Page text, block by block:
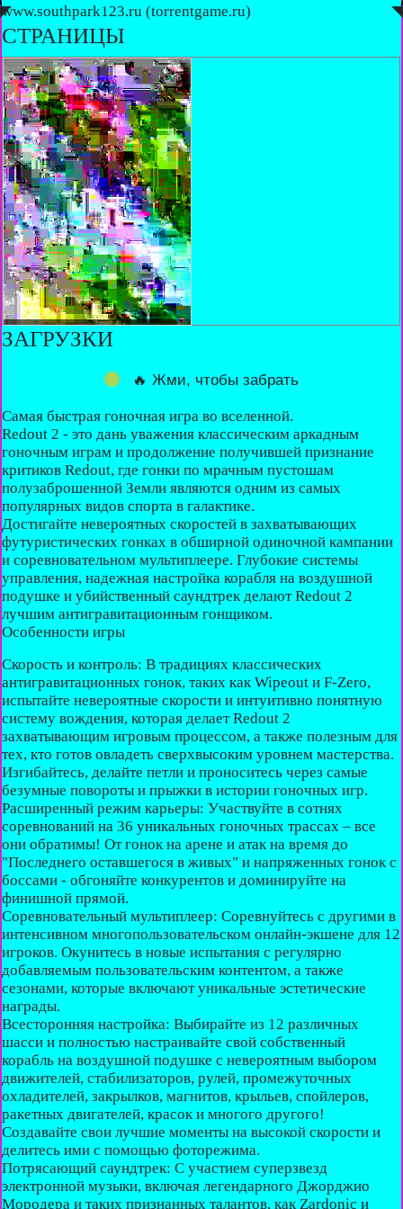
www.southpark123.ru (torrentgame.ru)
◤ ◥
СТРАНИЦЫ
ЗАГРУЗКИ
🔥 Жми, чтобы забрать
Самая быстрая гоночная игра во вселенной.
Redout 2 - это дань уважения классическим аркадным
гоночным играм и продолжение получившей признание
критиков Redout, где гонки по мрачным пустошам
полузаброшенной Земли являются одним из самых
популярных видов спорта в галактике.
Достигайте невероятных скоростей в захватывающих
футуристических гонках в обширной одиночной кампании
и соревновательном мультиплеере. Глубокие системы
управления, надежная настройка корабля на воздушной
подушке и убийственный саундтрек делают Redout 2
лучшим антигравитационным гонщиком.
Особенности игры
Скорость и контроль: В традициях классических
антигравитационных гонок, таких как Wipeout и F-Zero,
испытайте невероятные скорости и интуитивно понятную
систему вождения, которая делает Redout 2
захватывающим игровым процессом, а также полезным для
тех, кто готов овладеть сверхвысоким уровнем мастерства.
Изгибайтесь, делайте петли и проноситесь через самые
безумные повороты и прыжки в истории гоночных игр.
Расширенный режим карьеры: Участвуйте в сотнях
соревнований на 36 уникальных гоночных трассах – все
они обратимы! От гонок на арене и атак на время до
"Последнего оставшегося в живых" и напряженных гонок с
боссами - обгоняйте конкурентов и доминируйте на
финишной прямой.
Соревновательный мультиплеер: Соревнуйтесь с другими в
интенсивном многопользовательском онлайн-экшене для 12
игроков. Окунитесь в новые испытания с регулярно
добавляемым пользовательским контентом, а также
сезонами, которые включают уникальные эстетические
награды.
Всесторонняя настройка: Выбирайте из 12 различных
шасси и полностью настраивайте свой собственный
корабль на воздушной подушке с невероятным выбором
движителей, стабилизаторов, рулей, промежуточных
охладителей, закрылков, магнитов, крыльев, спойлеров,
ракетных двигателей, красок и многого другого!
Создавайте свои лучшие моменты на высокой скорости и
делитесь ими с помощью фоторежима.
Потрясающий саундтрек: С участием суперзвезд
электронной музыки, включая легендарного Джорджио
Мородера и таких признанных талантов, как Zardonic и